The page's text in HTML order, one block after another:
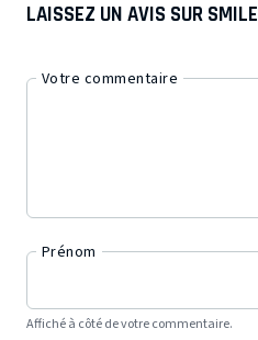
LAISSEZ UN AVIS SUR SMILE
Votre commentaire
Prénom
Affiché à côté de votre commentaire.